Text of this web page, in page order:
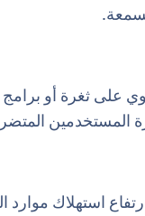
على ثغرة أو
المستخدمين
استهلاك